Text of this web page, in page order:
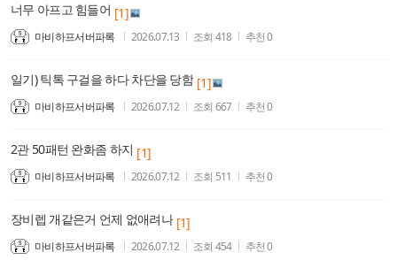
너무 아프고 힘들어 [1]
마비하프서버파록 2026.07.13 조회 418 추천0
일기) 틱톡 구걸을 하다 차단을 당함 [1]
마비하프서버파록 2026.07.12 조회 667 추천0
2관 50패턴 완화좀 하지 [1]
마비하프서버파록 2026.07.12 조회 511 추천0
장비렙 개같은거 언제 없애려나 [1]
마비하프서버파록 2026.07.12 조회 454 추천0